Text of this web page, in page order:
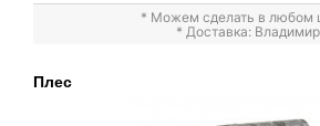
* Можем сделать в любом
* Доставка: Владимир
Плес